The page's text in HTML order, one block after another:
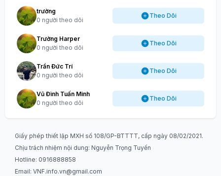
trường
0 người theo dõi
Theo Dõi
Trường Harper
0 người theo dõi
Theo Dõi
Trần Đức Trí
0 người theo dõi
Theo Dõi
Vũ Đình Tuấn Minh
0 người theo dõi
Theo Dõi
Giấy phép thiết lập MXH số 108/GP-BTTTT, cấp ngày 08/02/2021.
Chịu trách nhiệm nội dung: Nguyễn Trọng Tuyến
Hotline: 0916888858
Email: VNF.info.vn@gmail.com